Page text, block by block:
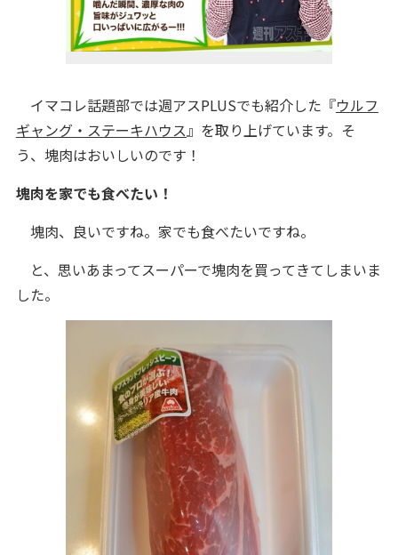
イマコレ話題部では週アスPLUSでも紹介した『ウルフ
ギャング・ステーキハウス』を取り上げています。そ
う、塊肉はおいしいのです！
塊肉を家でも食べたい！
塊肉、良いですね。家でも食べたいですね。
と、思いあまってスーパーで塊肉を買ってきてしまいま
した。